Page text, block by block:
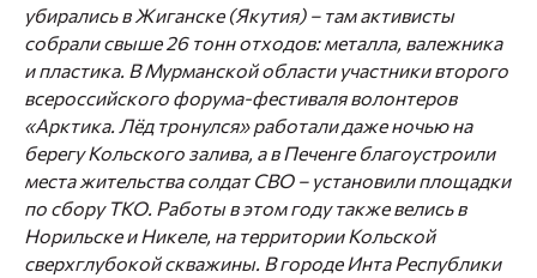
убирались в Жиганске (Якутия) – там активисты
собрали свыше 26 тонн отходов: металла, валежника
и пластика. В Мурманской области участники второго
всероссийского форума-фестиваля волонтеров
«Арктика. Лёд тронулся» работали даже ночью на
берегу Кольского залива, а в Печенге благоустроили
места жительства солдат СВО – установили площадки
по сбору ТКО. Работы в этом году также велись в
Норильске и Никеле, на территории Кольской
сверхглубокой скважины. В городе Инта Республики